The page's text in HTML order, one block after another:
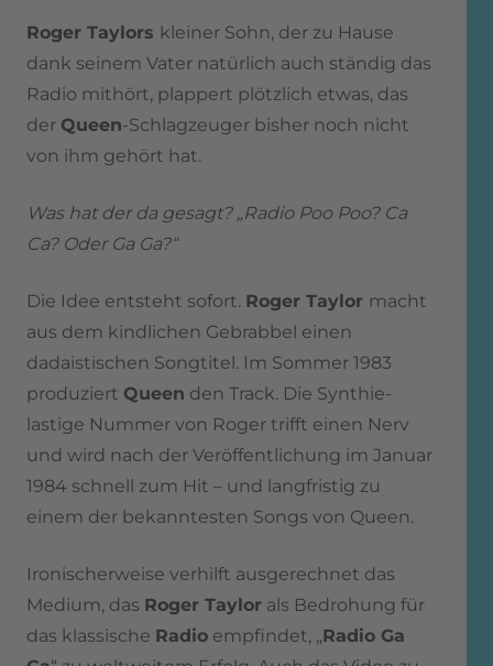
Roger Taylors kleiner Sohn, der zu Hause
dank seinem Vater natürlich auch ständig das
Radio mithört, plappert plötzlich etwas, das
der Queen-Schlagzeuger bisher noch nicht
von ihm gehört hat.
Was hat der da gesagt? „Radio Poo Poo? Ca
Ca? Oder Ga Ga?“
Die Idee entsteht sofort. Roger Taylor macht
aus dem kindlichen Gebrabbel einen
dadaistischen Songtitel. Im Sommer 1983
produziert Queen den Track. Die Synthie-
lastige Nummer von Roger trifft einen Nerv
und wird nach der Veröffentlichung im Januar
1984 schnell zum Hit – und langfristig zu
einem der bekanntesten Songs von Queen.
Ironischerweise verhilft ausgerechnet das
Medium, das Roger Taylor als Bedrohung für
das klassische Radio empfindet, „Radio Ga